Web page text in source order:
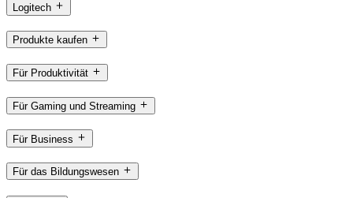
Logitech
Produkte kaufen
Für Produktivität
Für Gaming und Streaming
Für Business
Für das Bildungswesen